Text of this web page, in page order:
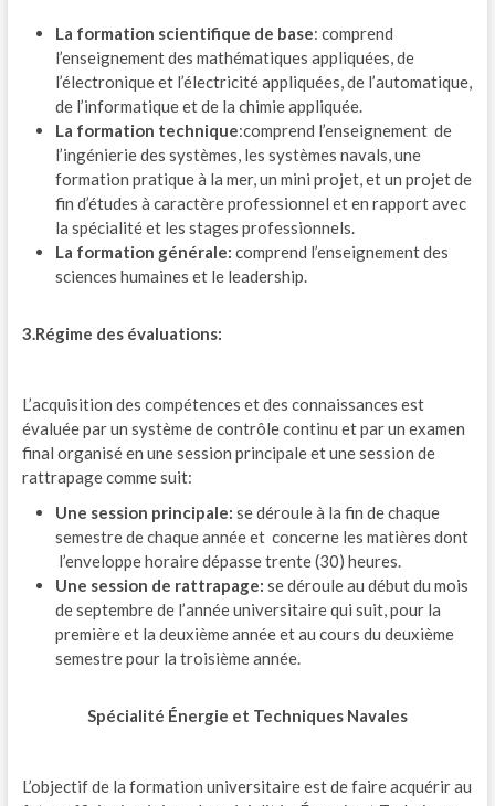
La formation scientifique de base: comprend
l’enseignement des mathématiques appliquées, de
l’électronique et l’électricité appliquées, de l’automatique,
de l’informatique et de la chimie appliquée.
La formation technique:comprend l’enseignement de
l’ingénierie des systèmes, les systèmes navals, une
formation pratique à la mer, un mini projet, et un projet de
fin d’études à caractère professionnel et en rapport avec
la spécialité et les stages professionnels.
La formation générale: comprend l’enseignement des
sciences humaines et le leadership.
3.Régime des évaluations:
L’acquisition des compétences et des connaissances est
évaluée par un système de contrôle continu et par un examen
final organisé en une session principale et une session de
rattrapage comme suit:
Une session principale: se déroule à la fin de chaque
semestre de chaque année et concerne les matières dont
l’enveloppe horaire dépasse trente (30) heures.
Une session de rattrapage: se déroule au début du mois
de septembre de l’année universitaire qui suit, pour la
première et la deuxième année et au cours du deuxième
semestre pour la troisième année.
Spécialité Énergie et Techniques Navales
L’objectif de la formation universitaire est de faire acquérir au